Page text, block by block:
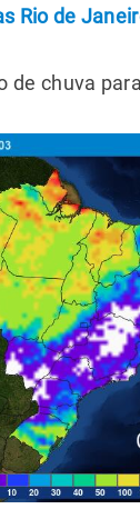
Rio de
de chuva